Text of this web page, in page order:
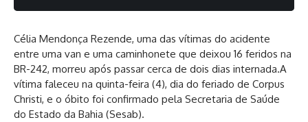
Célia Mendonça Rezende, uma das vítimas do acidente
entre uma van e uma caminhonete que deixou 16 feridos na
BR-242, morreu após passar cerca de dois dias internada.A
vítima faleceu na quinta-feira (4), dia do feriado de Corpus
Christi, e o óbito foi confirmado pela Secretaria de Saúde
do Estado da Bahia (Sesab).